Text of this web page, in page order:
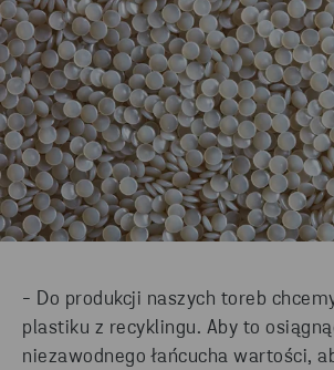
- Do produkcji naszych toreb
plastiku z recyklingu. Aby to
niezawodnego łańcucha wartości,